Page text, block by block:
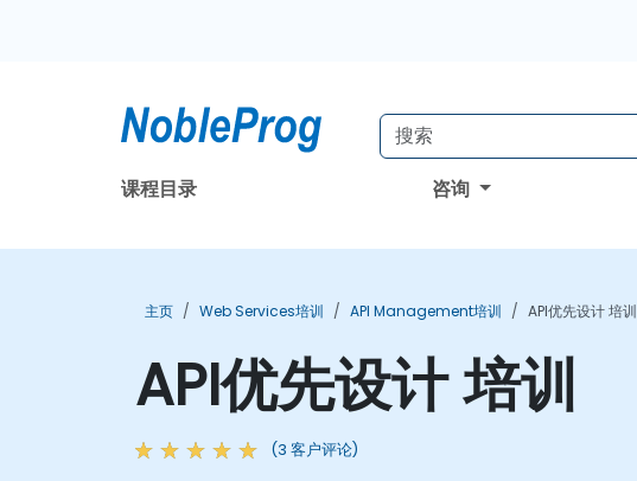
课程目录 咨询
主页 Web Services培训 API Management培训 API优先设计 培训
API优先设计 培训
(3 客户评论)